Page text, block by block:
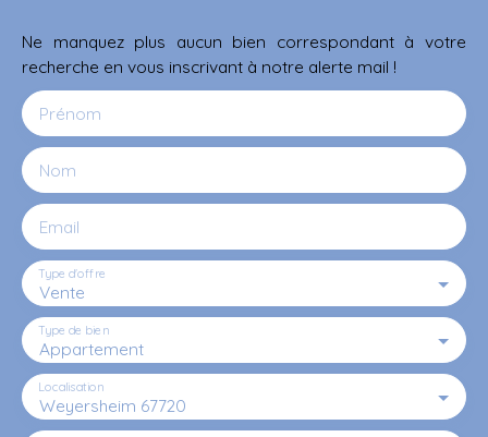
Ne manquez plus aucun bien correspondant à votre
recherche en vous inscrivant à notre alerte mail !
Prénom
Nom
Email
Vente
Type d'offre
Appartement
Type de bien
Weyersheim 67720
Localisation